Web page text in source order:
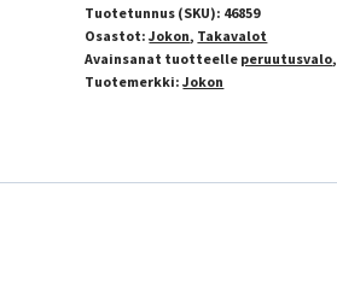
Tuotetunnus (SKU): 46859
Osastot:Jokon, Takavalot
Avainsanat tuotteelle peruutusvalo,
Tuotemerkki:Jokon